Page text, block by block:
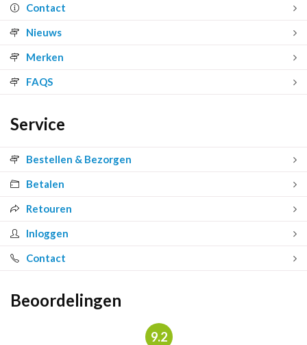
Contact
Nieuws
Merken
FAQS
Service
Bestellen & Bezorgen
Betalen
Retouren
Inloggen
Contact
Beoordelingen
9.2